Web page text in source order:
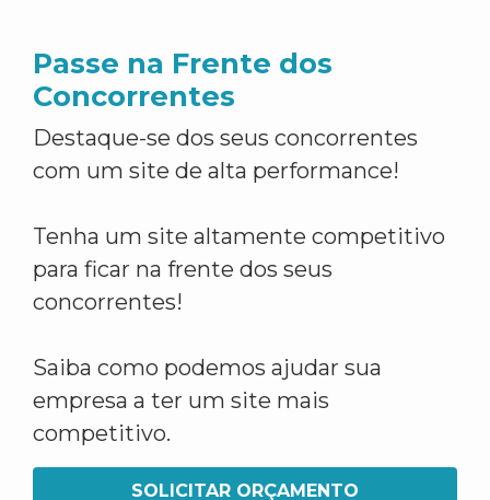
Passe na Frente dos
Concorrentes
Destaque-se dos seus concorrentes
com um site de alta performance!
Tenha um site altamente competitivo
para ficar na frente dos seus
concorrentes!
Saiba como podemos ajudar sua
empresa a ter um site mais
competitivo.
SOLICITAR ORÇAMENTO